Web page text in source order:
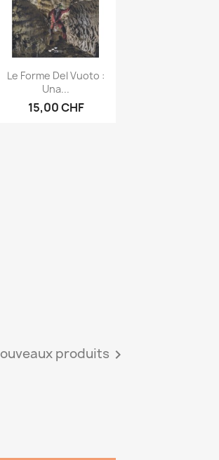
Aperçu rapide
Le Forme Del Vuoto :
Una...
15,00 CHF
produits 